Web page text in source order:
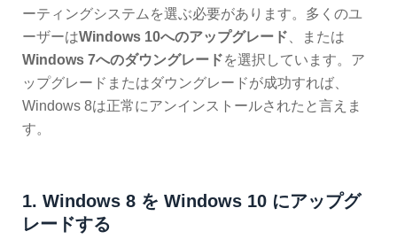
ーティングシステムを選ぶ必要があります。多くのユ
ーザーはWindows 10へのアップグレード 、または
Windows 7へのダウングレードを選択しています。ア
ップグレードまたはダウングレードが成功すれば、
Windows 8は正常にアンインストールされたと言えま
す。
1. Windows 8 を Windows 10 にアップグ
レードする